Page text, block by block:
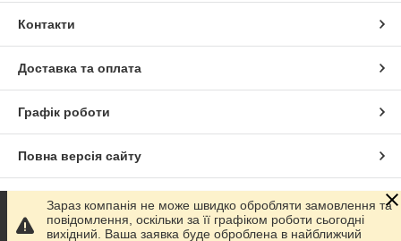
Контакти
Доставка та оплата
Графік роботи
Повна версія сайту
Сайт створено на маркетплейсі Prom.ua
Зараз компанія не може швидко обробляти замовлення та
повідомлення, оскільки за її графіком роботи сьогодні
вихідний. Ваша заявка буде оброблена в найближчий